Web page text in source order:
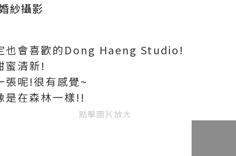
紗攝影
也會喜歡的Dong Haeng Studio!
蜜清新!
張呢!很有感覺~
是在森林一樣!!
點擊圖片放大